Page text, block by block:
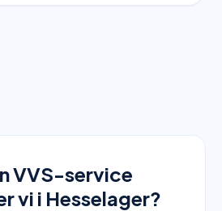
VVS-service
vi i Hesselager?